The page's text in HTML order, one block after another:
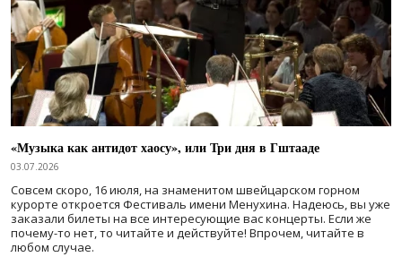
«Музыка как антидот хаосу», или Три дня в Гштааде
03.07.2026
Совсем скоро, 16 июля, на знаменитом швейцарском горном
курорте откроется Фестиваль имени Менухина. Надеюсь, вы уже
заказали билеты на все интересующие вас концерты. Если же
почему-то нет, то читайте и действуйте! Впрочем, читайте в
любом случае.